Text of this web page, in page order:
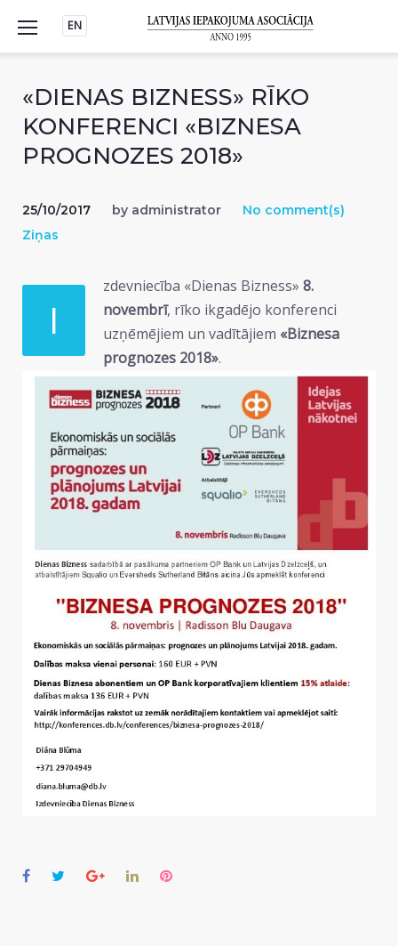
content
EN
«DIENAS BIZNESS» RĪKO
KONFERENCI «BIZNESA
PROGNOZES 2018»
25/10/2017 by administrator
No comment(s)
Ziņas
I
zdevniecība «Dienas Bizness» 8.
novembrī, rīko ikgadējo konferenci
uzņēmējiem un vadītājiem «Biznesa
prognozes 2018».
Facebook
TwitterGoogle+LinkedInPinterest